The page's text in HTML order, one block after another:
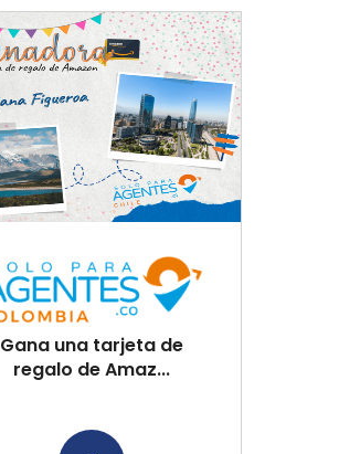
Gana una tarjeta de
regalo de Amaz...